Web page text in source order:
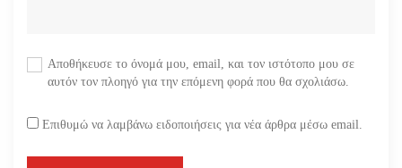
Αποθήκευσε το όνομά μου, email, και τον ιστότοπο μου σε
αυτόν τον πλοηγό για την επόμενη φορά που θα σχολιάσω.
Επιθυμώ να λαμβάνω ειδοποιήσεις για νέα άρθρα μέσω email.